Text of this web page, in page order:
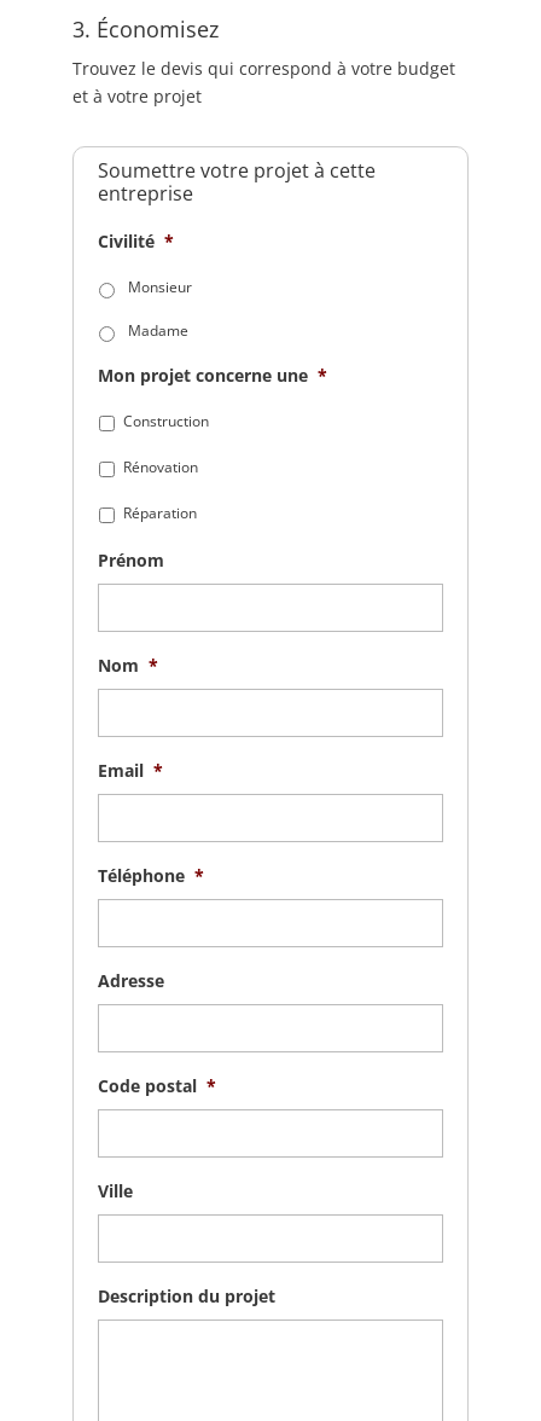
3. Économisez
Trouvez le devis qui correspond à votre budget
et à votre projet
Soumettre votre projet à cette
entreprise
Civilité *
Monsieur
Madame
Mon projet concerne une *
Construction
Rénovation
Réparation
Prénom
Nom *
Email *
Téléphone *
Adresse
Code postal *
Ville
Description du projet